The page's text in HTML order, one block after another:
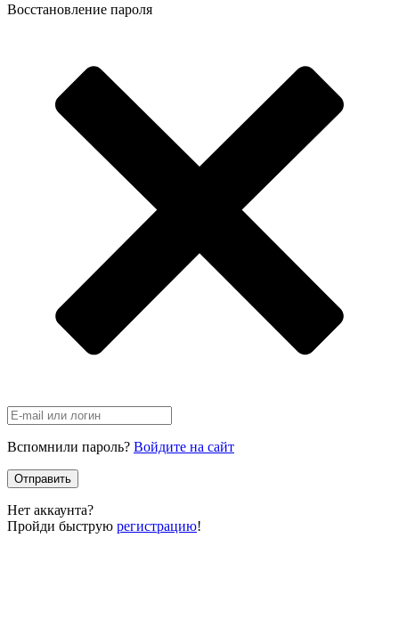
Восстановление пароля
Вспомнили пароль? Войдите на сайт
Отправить
Нет аккаунта?
Пройди быструю регистрацию!